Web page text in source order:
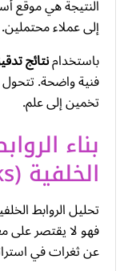
النتيجة هي موقع
إلى عملاء محتملين.
باستخدامنتائج
فنية واضحة.
تخمين إلى علم.
بناء
الخلفية (Backlinks)
تحليل الروابط
فهو لا يقتصر
عن ثغرات في